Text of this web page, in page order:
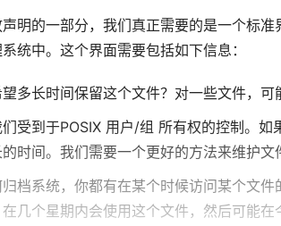
明的一部分，我们真正需要的是一个标
统中。这个界面需要包括如下信息：
多长时间保留这个文件？对一些文件，可
受到于POSIX 用户/组 所有权的控制。
时间。我们需要一个更好的方法来维护文
档系统，你都有在某个时候访问某个文
几个星期内会使用这个文件，然后可能